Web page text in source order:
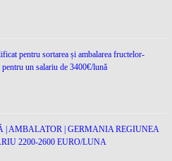
pentru sortarea și ambalarea fructelor-
un salariu de 3400€/lună
| AMBALATOR | GERMANIA REGIUNEA
2200-2600 EURO/LUNA